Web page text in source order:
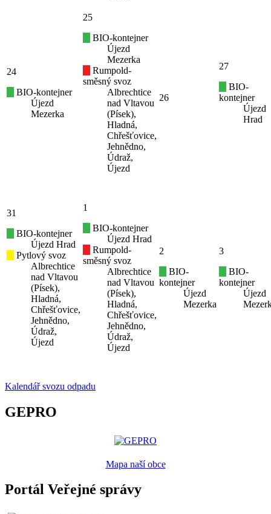
24
BIO-kontejner
Újezd
Mezerka
25
BIO-kontejner
Újezd
Mezerka
Rumpold-
směsný svoz
Albrechtice
nad Vltavou
(Písek),
Hladná,
Chřešťovice,
Jehnědno,
Údraž,
Újezd
26
27
BIO-
kontejner
Újezd
Hrad
31
BIO-kontejner
Újezd Hrad
Pytlový svoz
Albrechtice
nad Vltavou
(Písek),
Hladná,
Chřešťovice,
Jehnědno,
Údraž,
Újezd
1
BIO-kontejner
Újezd Hrad
Rumpold-
směsný svoz
Albrechtice
nad Vltavou
(Písek),
Hladná,
Chřešťovice,
Jehnědno,
Údraž,
Újezd
2
BIO-
kontejner
Újezd
Mezerka
3
BIO-
kontejner
Újezd
Kalendář svozu odpadu
GEPRO
Mapa naší obce
Portál Veřejné správy